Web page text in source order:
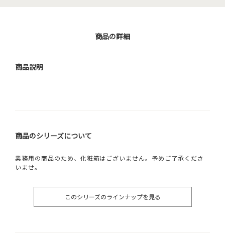
商品の詳細
商品説明
商品のシリーズについて
業務用の商品のため、化粧箱はございません。予めご了承くださ
いませ。
このシリーズのラインナップを見る